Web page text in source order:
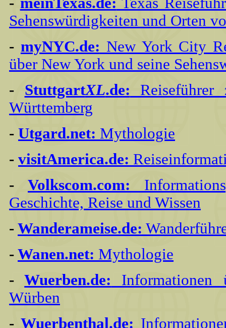
Sehenswürdigkeiten und Orten
- myNYC.de: New York City
über New York und seine
- StuttgartXL.de:
Württemberg
- Utgard.net: Mythologie
- visitAmerica.de:
- Volkscom.com:
Geschichte, Reise und Wissen
- Wanderameise.de:
- Wanen.net: Mythologie
-Wuerben.de: Informationen
Würben
-Wuerbenthal.de: